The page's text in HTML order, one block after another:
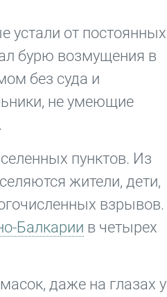
устали от постоянных
бурю возмущения в
без суда и
не умеющие
пунктов. Из
жители, дети,
взрывов.
Балкарии в четырех
даже на глазах у